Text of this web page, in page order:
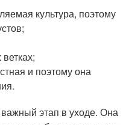
культура, поэтому
и поэтому она
этап в уходе. Она